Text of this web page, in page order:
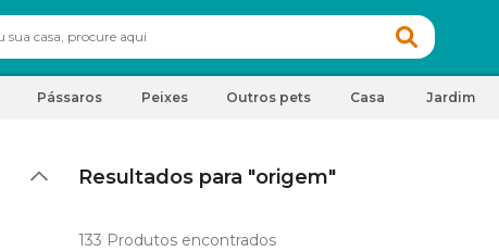
Pássaros Peixes Outros pets Casa Jardim
Resultados para "origem"
133 Produtos encontrados